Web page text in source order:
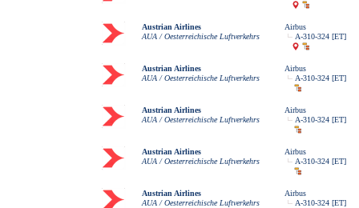
Austrian Airlines
AUA / Oesterreichische Luftverkehrs
Airbus
A-310-324 [ET]
Austrian Airlines
AUA / Oesterreichische Luftverkehrs
Airbus
A-310-324 [ET]
Austrian Airlines
AUA / Oesterreichische Luftverkehrs
Airbus
A-310-324 [ET]
Austrian Airlines
AUA / Oesterreichische Luftverkehrs
Airbus
A-310-324 [ET]
Austrian Airlines
AUA / Oesterreichische Luftverkehrs
Airbus
A-310-324 [ET]